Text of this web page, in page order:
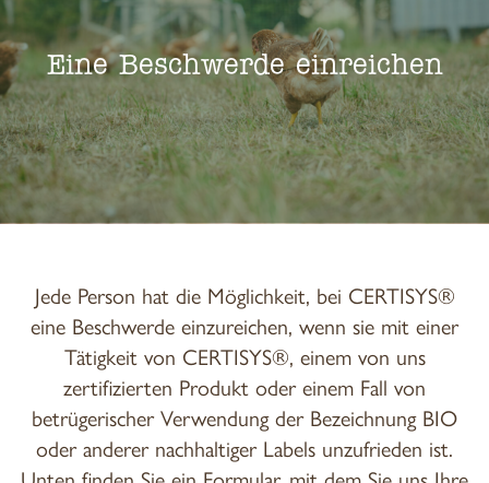
Eine Beschwerde einreichen
Jede Person hat die Möglichkeit, bei CERTISYS®
eine Beschwerde einzureichen, wenn sie mit einer
Tätigkeit von CERTISYS®, einem von uns
zertifizierten Produkt oder einem Fall von
betrügerischer Verwendung der Bezeichnung BIO
oder anderer nachhaltiger Labels unzufrieden ist.